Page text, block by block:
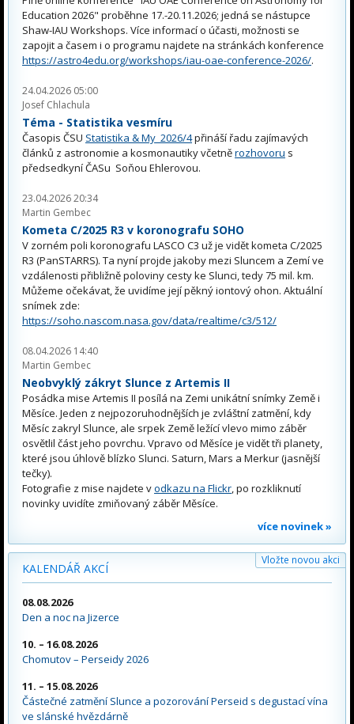
Education 2026" proběhne 17.-20.11.2026; jedná se nástupce
Shaw-IAU Workshops. Více informací o účasti, možnosti se
zapojit a časem i o programu najdete na stránkách konference
https://astro4edu.org/workshops/iau-oae-conference-2026/.
24.04.2026 05:00
Josef Chlachula
Téma - Statistika vesmíru
Časopis ČSU Statistika & My 2026/4přináší řadu zajímavých
článků z astronomie a kosmonautiky včetněrozhovoru s
předsedkyní ČASu Soňou Ehlerovou.
23.04.2026 20:34
Martin Gembec
Kometa C/2025 R3 v koronografu SOHO
V zorném poli koronografu LASCO C3 už je vidět kometa C/2025
R3 (PanSTARRS). Ta nyní projde jakoby mezi Sluncem a Zemí ve
vzdálenosti přibližně poloviny cesty ke Slunci, tedy 75 mil. km.
Můžeme očekávat, že uvidíme její pěkný iontový ohon. Aktuální
snímek zde:
https://soho.nascom.nasa.gov/data/realtime/c3/512/
08.04.2026 14:40
Martin Gembec
Neobvyklý zákryt Slunce z Artemis II
Posádka mise Artemis II posílá na Zemi unikátní snímky Země i
Měsíce. Jeden z nejpozoruhodnějších je zvláštní zatmění, kdy
Měsíc zakryl Slunce, ale srpek Země ležící vlevo mimo záběr
osvětlil část jeho povrchu. Vpravo od Měsíce je vidět tři planety,
které jsou úhlově blízko Slunci. Saturn, Mars a Merkur (jasnější
tečky).
Fotografie z mise najdete vodkazu na Flickr, po rozkliknutí
novinky uvidíte zmiňovaný záběr Měsíce.
více novinek »
KALENDÁŘ AKCÍ
Vložte novou akci
08.08.2026
Den a noc na Jizerce
10. – 16.08.2026
Chomutov – Perseidy 2026
11. – 15.08.2026
Částečné zatmění Slunce a pozorování Perseid s degustací vína
ve slánské hvězdárně